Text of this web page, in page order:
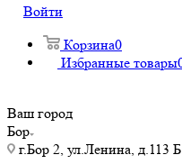
Войти
Корзина0
Избранные товары
Ваш город
Бор
г.Бор 2, ул.Ленина, д.113